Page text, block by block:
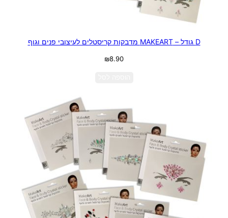
D גודל – MAKEART מדבקות קריסטלים לעיצובי פנים וגוף
₪8.90